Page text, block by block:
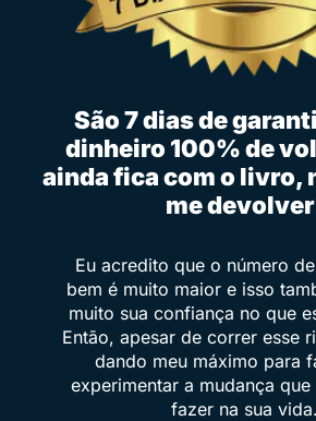
São 7 dias de
dinheiro 100% de
ainda fica com o livro,
me
Eu acredito que o número
bem é muito maior e isso
muito sua confiança no que
Então, apesar de correr esse
dando meu máximo para
experimentar a mudança
fazer na sua vida.